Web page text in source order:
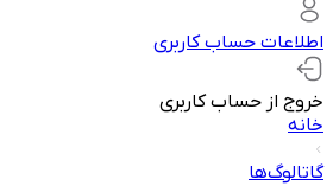
اطلاعات حساب کاربری
خروج از حساب کاربری
خانه
گاتالوگ‌ها